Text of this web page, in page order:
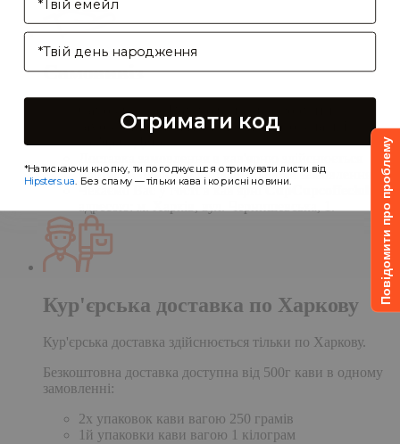
Повідомити про проблему
Самовивіз
Самовивіз дає Вам можливість оформити
замовлення на сайті, а забрати його в нашій
кав'ярні. Деталі:
протягом однієї доби після обробки замовлення;
Чекаємо Вас у гості в кав'ярні
за
Кур'єрська доставка по Харкову
Кур'єрська доставка здійснюється тільки по Харкову.
Безкоштовна доставка доступна від 500г кави в одному
замовленні:
2х упаковок кави вагою 250 грамів
1й упаковки кави вагою 1 кілограм
Birthday
Отримати код
*Натискаючи кнопку, ти погоджуєшся отримувати листи від
Hipsters.ua. Без спаму — тільки кава і корисні новини.